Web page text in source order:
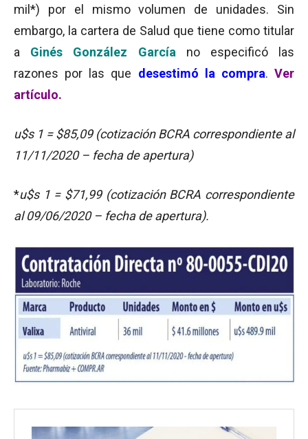
mil*) por el mismo volumen de unidades. Sin
embargo, la cartera de Salud que tiene como titular
a Ginés González García no especificó las
razones por las que desestimó la compra.Ver
artículo.
u$s 1 = $85,09 (cotización BCRA correspondiente al
11/11/2020 – fecha de apertura)
*u$s 1 = $71,99 (cotización BCRA correspondiente
al 09/06/2020 – fecha de apertura).